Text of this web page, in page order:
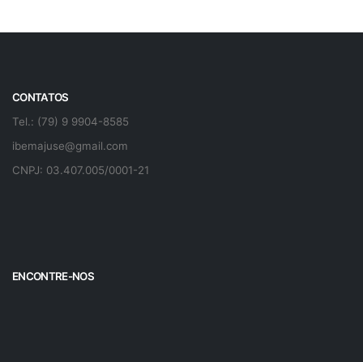
CONTATOS
Tel.: (79) 9 9904-8585
ibemajuse@gmail.com
CNPJ: 03.407.005/0001-21
ENCONTRE-NOS